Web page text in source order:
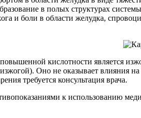
в полых структурах
и боли в области желудка,
кислотности является
изжогой). Оно не оказывает влияния
требуется консультация врача.
к использованию